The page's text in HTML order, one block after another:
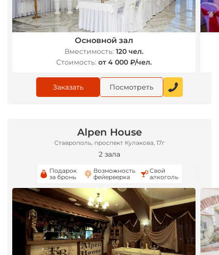
Основной зал
Вместимость: 120 чел.
Стоимость: от 4 000 ₽/чел.
Заказать Посмотреть
Alpen House
Ставрополь, проспект Кулакова, 17г
2 зала
Подарок
за бронь
Возможность
фейерверка
Свой
алкоголь